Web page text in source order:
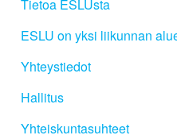
Tietoa ESLUsta
ESLU on yksi liikunnan
Yhteystiedot
Hallitus
Yhteiskuntasuhteet